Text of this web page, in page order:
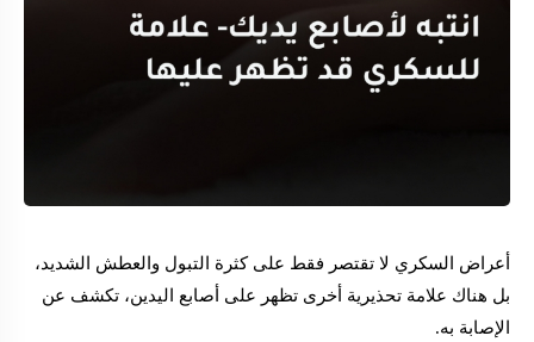
أعراض السكري لا تقتصر فقط على كثرة التبول والعطش الشديد،
بل هناك علامة تحذيرية أخرى تظهر على أصابع اليدين، تكشف عن
الإصابة به.